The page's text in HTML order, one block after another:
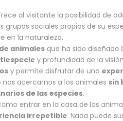
al visitante la posibilidad de
grupos sociales propios de su
en la naturaleza.
animales que ha sido
y profundidad de la
y permite disfrutar de una
nos acercarnos a los animales sin
de las especies.
entrar en la casa de los
irrepetible. Nada puede